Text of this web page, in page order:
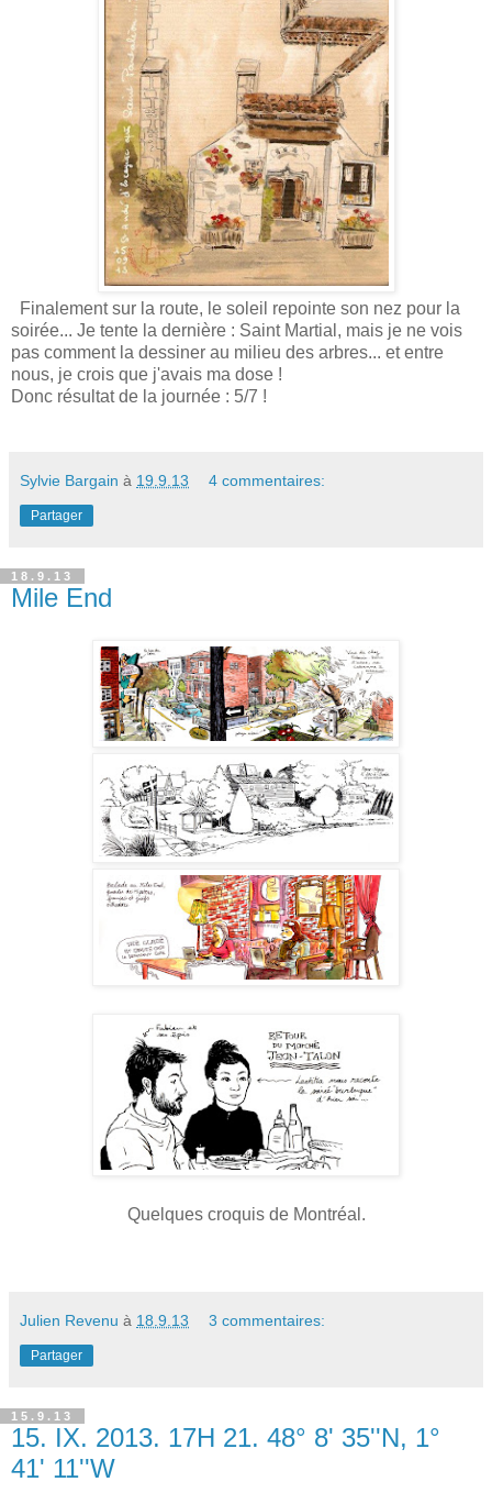
Finalement sur la route, le soleil repointe son nez pour la
soirée... Je tente la dernière : Saint Martial, mais je ne vois
pas comment la dessiner au milieu des arbres... et entre
nous, je crois que j'avais ma dose !
Donc résultat de la journée : 5/7 !
Sylvie Bargain à 19.9.13 4 commentaires:
Partager
18.9.13
Mile End
Quelques croquis de Montréal.
Julien Revenu à 18.9.13 3 commentaires:
Partager
15.9.13
15. IX. 2013. 17H 21. 48° 8' 35''N, 1°
41' 11''W